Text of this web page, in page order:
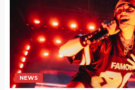
NEWS